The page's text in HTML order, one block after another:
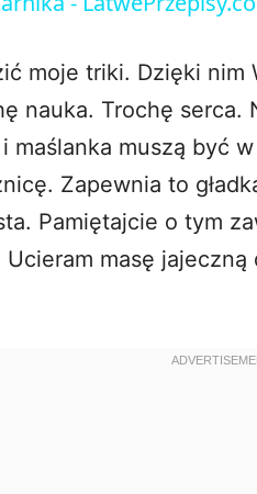
V
i
d
moje triki. Dzięki nim
nauka. Trochę serca.
i maślanka muszą być
Zapewnia to
Pamiętajcie o tym
masę jajeczną